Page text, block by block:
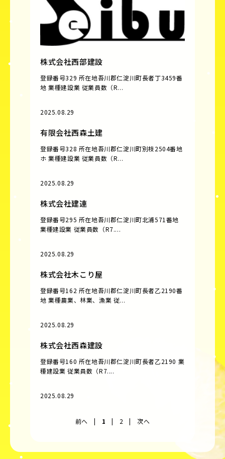
株式会社西部建設
登録番号329 所在地吾川郡仁淀川町長者丁3459番
地 業種建設業 従業員数（R...
2025.08.29
有限会社西森土建
登録番号328 所在地吾川郡仁淀川町別枝2504番地
ホ 業種建設業 従業員数（R...
2025.08.29
株式会社建連
登録番号295 所在地吾川郡仁淀川町北浦571番地
業種建設業 従業員数（R7....
2025.08.29
株式会社木こり屋
登録番号162 所在地吾川郡仁淀川町長者乙2190番
地 業種農業、林業、漁業 従...
2025.08.29
株式会社西森建設
登録番号160 所在地吾川郡仁淀川町長者乙2190 業
種建設業 従業員数（R7....
2025.08.29
前へ | 1 | 2 | 次へ